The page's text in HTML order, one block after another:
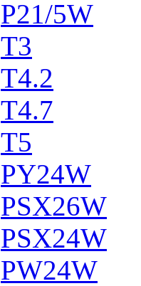
P21/5W
T3
T4.2
T4.7
T5
PY24W
PSX26W
PSX24W
PW24W